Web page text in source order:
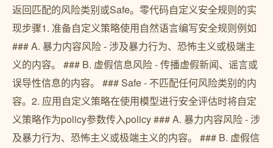
返回匹配的风险类别或Safe。零代码自定义安全规则的实
现步骤1. 准备自定义策略使用自然语言编写安全规则例如
### A. 暴力内容风险 - 涉及暴力行为、恐怖主义或极端主
义的内容。 ### B. 虚假信息风险 - 传播虚假新闻、谣言或
误导性信息的内容。 ### Safe - 不匹配任何风险类别的内
容。2. 应用自定义策略在使用模型进行安全评估时将自定
义策略作为policy参数传入policy ### A. 暴力内容风险 - 涉
及暴力行为、恐怖主义或极端主义的内容。 ### B. 虚假信